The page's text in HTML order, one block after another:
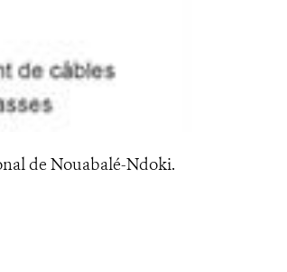
de Nouabalé-Ndoki.